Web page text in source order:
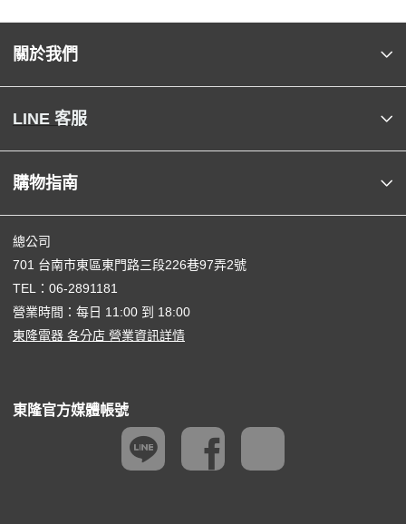
關於我們
LINE 客服
購物指南
總公司
701 台南市東區東門路三段226巷97弄2號
TEL： 06-2891181
營業時間：每日 11:00 到 18:00
東隆電器 各分店 營業資訊詳情
東隆官方媒體帳號